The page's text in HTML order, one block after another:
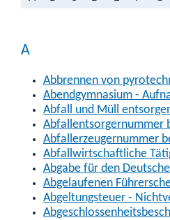
A
Abbrennen von
Abendgymnasium -
Abfall und Müll
Abfallentsorgernummer
Abfallerzeugernummer
Abfallwirtschaftliche
Abgabe für den
Abgelaufenen
Abgeltungsteuer -